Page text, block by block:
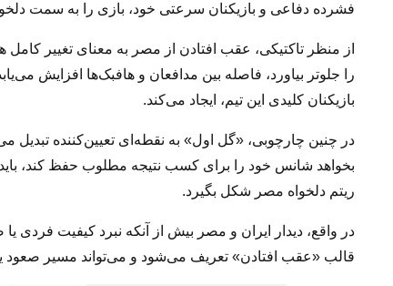
فشرده دفاعی و بازیکنان سرعتی خود، بازی را به سمت
از منظر تاکتیکی، عقب افتادن از مصر به معنای تغییر
را جلوتر بیاورد، فاصله بین مدافعان و هافبک‌ها افزایش
بازیکنان کلیدی این تیم، ایجاد می‌کند.
در چنین چارچوبی، «گل اول» به نقطه‌ای تعیین‌کننده تبدیل
بخواهد شانس خود را برای کسب نتیجه مطلوب حفظ کند، باید
ریتم دلخواه مصر شکل بگیرد.
در واقع، دیدار ایران و مصر بیش از آنکه نبرد کیفیت
قالب «عقب‌ افتادن» تعریف می‌شود و می‌تواند مسیر صعود